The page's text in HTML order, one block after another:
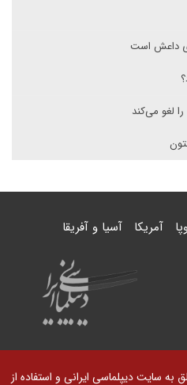
داعش است
لغو می‌کند
آمریکا آسیا و آفریقا
سایت دیپلماسی ایرانی و استفاده از